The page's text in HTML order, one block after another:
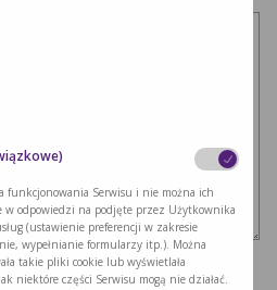
funkcjonowania Serwisu i nie można ich
w odpowiedzi na podjęte przez Użytkownika
(ustawienie preferencji w zakresie
wypełnianie formularzy itp.). Można
takie pliki cookie lub wyświetlała
niektóre części Serwisu mogą nie działać.